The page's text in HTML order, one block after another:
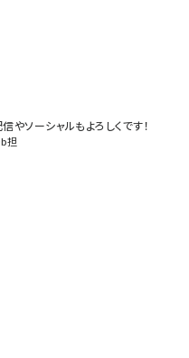
ソーシャルもよろしくです！
担